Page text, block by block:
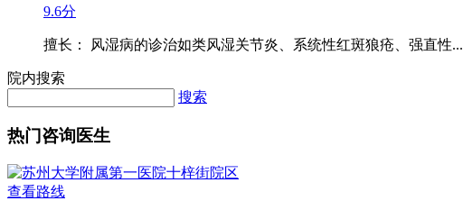
9.6分
擅长： 风湿病的诊治如类风湿关节炎、系统性红斑狼疮、强直性...
院内搜索
搜索
热门咨询医生
查看路线